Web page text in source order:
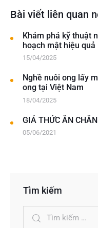
Bài viết liên quan
Khám phá kỹ thuật
hoạch mật hiệu quả
15/04/2025
Nghề nuôi ong lấy
ong tại Việt Nam
18/04/2025
GIÁ THỨC ĂN
05/06/2021
Tìm kiếm